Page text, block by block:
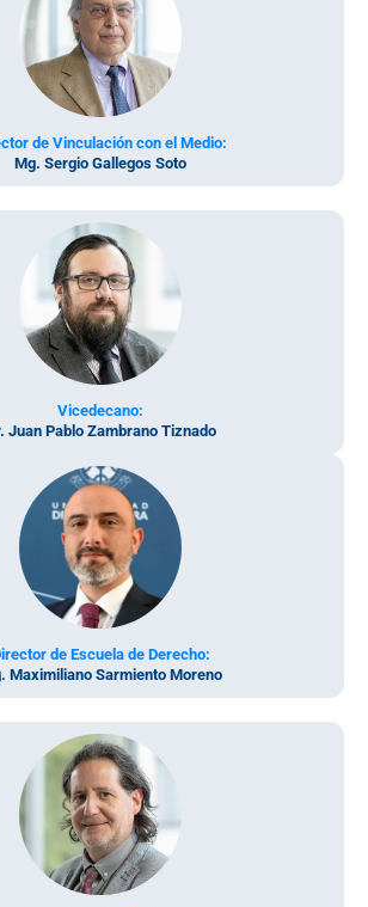
de Vinculación con el Medio:
Mg. Sergio Gallegos Soto
Vicedecano:
Juan Pablo Zambrano Tiznado
de Escuela de Derecho:
Maximiliano Sarmiento Moreno